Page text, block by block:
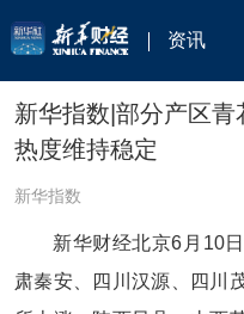
资讯
新华指数|部分产区
热度维持稳定
新华指数
新华财经北京6月10
肃秦安、四川汉源、四川